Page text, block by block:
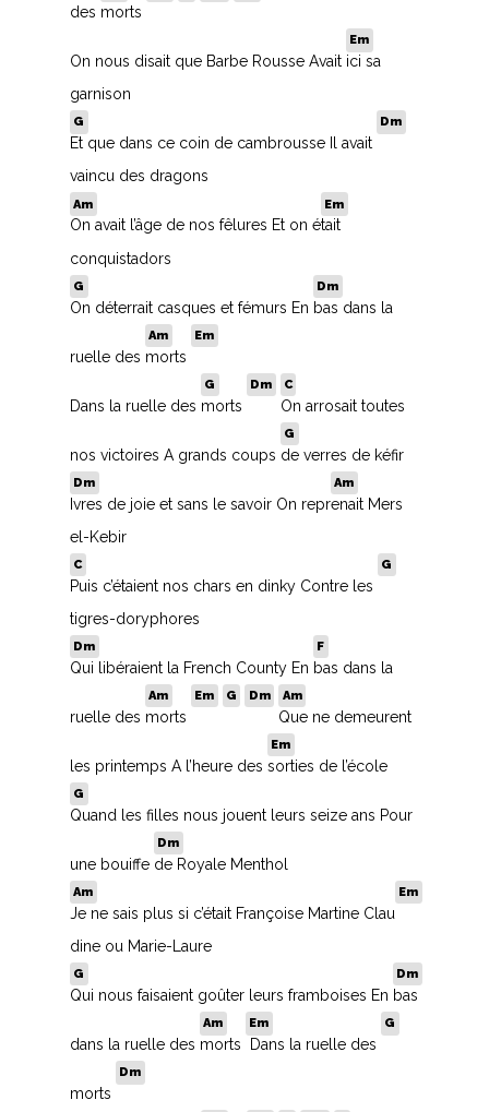
des morts
On nous disait que Barbe Rousse Avait
Em
ici sa
garnison
G
Et que dans ce coin de cambrousse Il avait
Dm
vaincu des dragons
Am
On avait l’âge de nos fêlures Et on é
Em
tait
conquistadors
G
On déterrait casques et fémurs En
Dm
bas dans la
ruelle des
Am
morts
Em
Dans la ruelle des
G
morts
Dm C
On arrosait toutes
nos victoires A grands coups
G
de verres de kéfir
Dm
Ivres de joie et sans le savoir On repr
Am
enait Mers
el-Kebir
C
Puis c’étaient nos chars en dinky Contre les
G
tigres-doryphores
Dm
Qui libéraient la French County En
F
bas dans la
ruelle des
Am
morts
Em G Dm Am
Que ne demeurent
les printemps A l’heure des
Em
sorties de l’école
G
Quand les filles nous jouent leurs seize ans Pour
une bouiffe
Dm
de Royale Menthol
Am
Je ne sais plus si c’était Françoise Martine Clau
Em
dine ou Marie-Laure
G
Qui nous faisaient goûter leurs framboises En
Dm
bas
dans la ruelle des
Am
morts
Em
Dans la ruelle des
G
morts
Dm
A
D
F
G
H
J
L
M
R
S